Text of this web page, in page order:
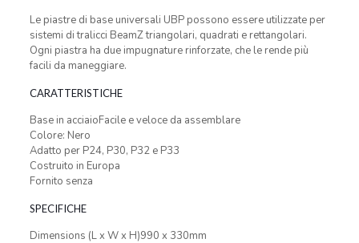
Le piastre di base universali UBP possono essere utilizzate per
sistemi di tralicci BeamZ triangolari, quadrati e rettangolari.
Ogni piastra ha due impugnature rinforzate, che le rende più
facili da maneggiare.
CARATTERISTICHE
Base in acciaioFacile e veloce da assemblare
Colore: Nero
Adatto per P24, P30, P32 e P33
Costruito in Europa
Fornito senza
SPECIFICHE
Dimensions (L x W x H)990 x 330mm